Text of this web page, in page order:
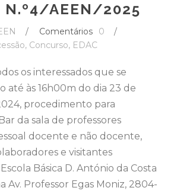
N.º4/AEEN/2025
/ Comentários 0
/
, Concurso, EDAC
os interessados que se
até às 16h00m do dia 23 de
procedimento para
da sala de professores
docente e não docente,
e visitantes
Básica D. António da Costa
Av. Professor Egas Moniz, 2804-